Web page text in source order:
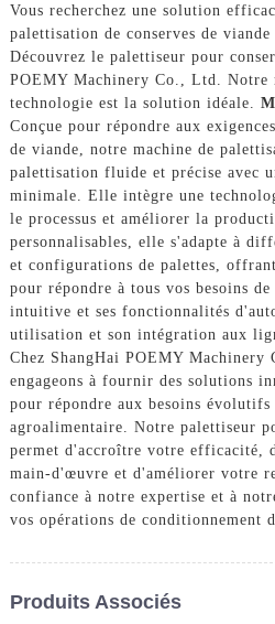
Vous recherchez une solution
palettisation de conserves de
Découvrez le palettiseur pour
POEMY Machinery Co., Ltd. Notre
technologie est la solution idéale.
Conçue pour répondre aux
de viande, notre machine de
palettisation fluide et précise avec
minimale. Elle intègre une
le processus et améliorer la
personnalisables, elle s'adapte à
et configurations de palettes,
pour répondre à tous vos besoins
intuitive et ses fonctionnalités
utilisation et son intégration aux
Chez ShangHai POEMY Machinery
engageons à fournir des solutions
pour répondre aux besoins
agroalimentaire. Notre palettiseur
permet d'accroître votre efficacité,
main-d'œuvre et d'améliorer votre
confiance à notre expertise et à
vos opérations de conditionnement
Produits Associés